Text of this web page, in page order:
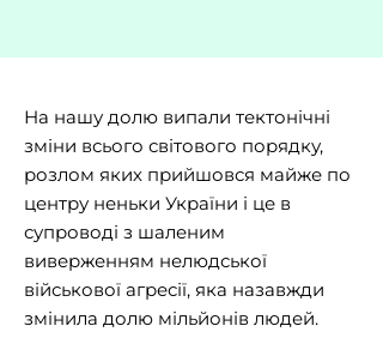
На нашу долю випали тектонічні
зміни всього світового порядку,
розлом яких прийшовся майже по
центру неньки України і це в
супроводі з шаленим
виверженням нелюдської
військової агресії, яка назавжди
змінила долю мільйонів людей.